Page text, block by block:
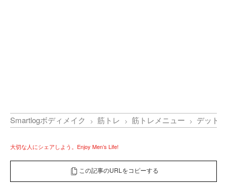
Smartlogボディメイク 筋トレ 筋トレメニュー デッド
大切な人にシェアしよう。Enjoy Men’s Life!
この記事のURLをコピーする